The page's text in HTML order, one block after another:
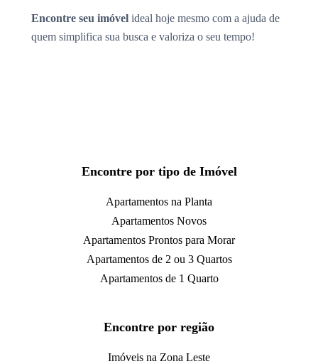
Encontre seu imóvel ideal hoje mesmo com a ajuda de
quem simplifica sua busca e valoriza o seu tempo!
Encontre por tipo de Imóvel
Apartamentos na Planta
Apartamentos Novos
Apartamentos Prontos para Morar
Apartamentos de 2 ou 3 Quartos
Apartamentos de 1 Quarto
Encontre por região
Imóveis na Zona Leste